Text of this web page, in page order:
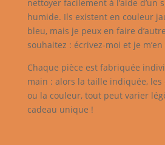
nettoyer facilement à l’aide d’un
humide. Ils existent en couleur
bleu, mais je peux en faire
souhaitez : écrivez-moi et je
Chaque pièce est fabriquée
main : alors la taille indiquée,
ou la couleur, tout peut varier
cadeau unique !